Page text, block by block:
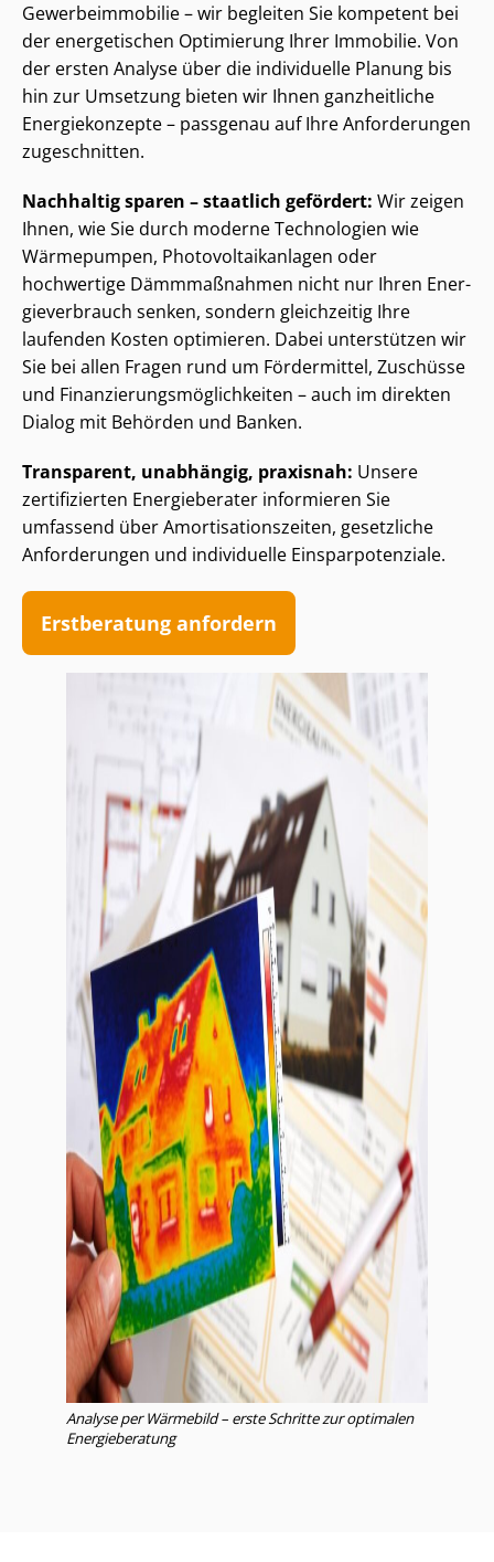
Ge­wer­be­im­mo­bi­lie – wir begleiten Sie kompetent bei
der energetischen Optimierung Ihrer Immobilie. Von
der ersten Analyse über die individuelle Planung bis
hin zur Umsetzung bieten wir Ihnen ganzheitliche
Energiekonzepte – passgenau auf Ihre Anforderungen
zugeschnitten.
Nachhaltig sparen – staatlich gefördert: Wir zeigen
Ihnen, wie Sie durch moderne Technologien wie
Wärmepumpen, Pho­to­vol­ta­ik­an­la­gen oder
hochwertige Dämmmaßnahmen nicht nur Ihren En­er­
gie­ver­brauch senken, sondern gleichzeitig Ihre
laufenden Kosten optimieren. Dabei unterstützen wir
Sie bei allen Fragen rund um Fördermittel, Zuschüsse
und Fi­nan­zie­rungs­mög­lich­kei­ten – auch im direkten
Dialog mit Behörden und Banken.
Transparent, unabhängig, praxisnah: Unsere
zertifizierten Energieberater informieren Sie
umfassend über Amor­ti­sa­ti­ons­zei­ten, gesetzliche
Anforderungen und individuelle Ein­spar­po­ten­zia­le.
Erstberatung anfordern
Analyse per Wärmebild – erste Schritte zur optimalen
Energieberatung